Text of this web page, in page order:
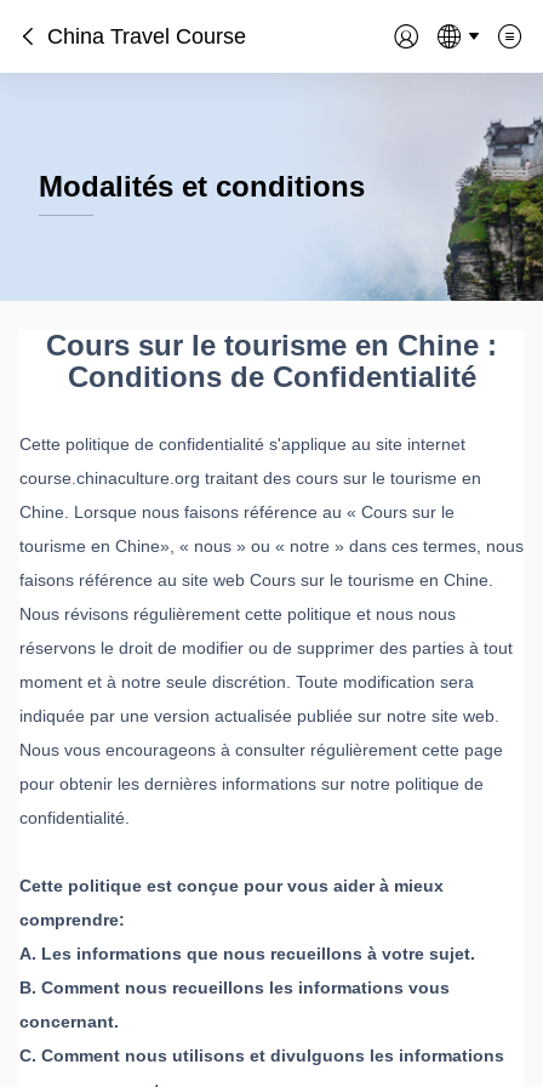
China Travel Course
Modalités et conditions
Cours sur le tourisme en Chine :
Conditions de Confidentialité
Cette politique de confidentialité s'applique au site internet
course.chinaculture.org traitant des cours sur le tourisme en
Chine. Lorsque nous faisons référence au « Cours sur le
tourisme en Chine», « nous » ou « notre » dans ces termes, nous
faisons référence au site web Cours sur le tourisme en Chine.
Nous révisons régulièrement cette politique et nous nous
réservons le droit de modifier ou de supprimer des parties à tout
moment et à notre seule discrétion. Toute modification sera
indiquée par une version actualisée publiée sur notre site web.
Nous vous encourageons à consulter régulièrement cette page
pour obtenir les dernières informations sur notre politique de
confidentialité.
Cette politique est conçue pour vous aider à mieux
comprendre:
A. Les informations que nous recueillons à votre sujet.
B. Comment nous recueillons les informations vous
concernant.
C. Comment nous utilisons et divulguons les informations